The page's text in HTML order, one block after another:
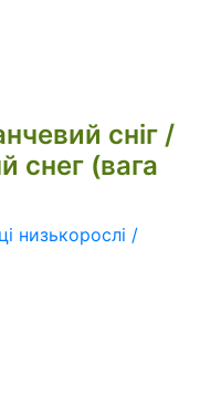
сніг /
снег (вага
низькорослі /